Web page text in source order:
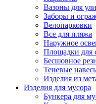
Вазоны для
Заборы и
Велопарковки
Все для пляжа
Наружное
Площадки для
Бесшовное
Теневые
Изделия из
Изделия для мусора
Бункера для